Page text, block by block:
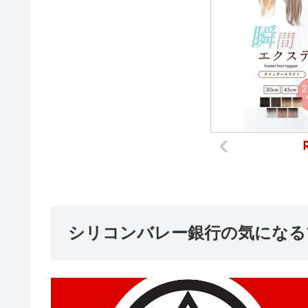
シリコンバレー銀行の気にな